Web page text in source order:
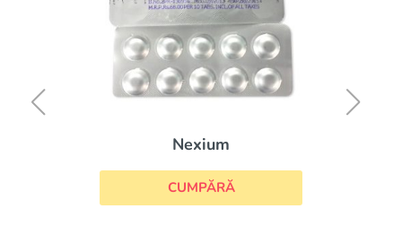
Nexium
CUMPĂRĂ